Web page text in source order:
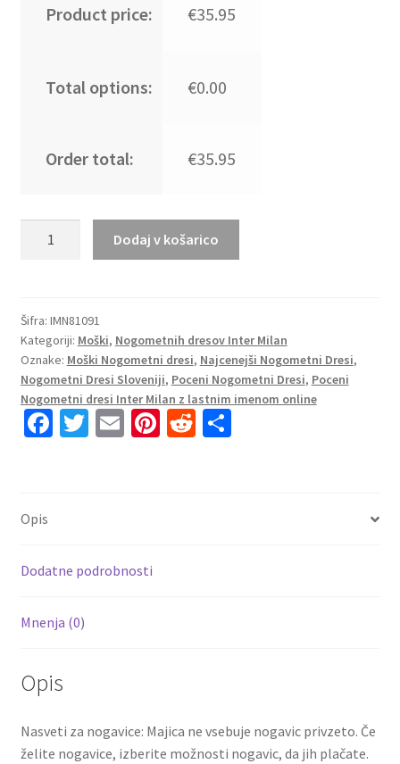
Product price: €35.95
Total options: €0.00
Order total: €35.95
Milan
Gostujoči
2023
Kratek
Rokav
20
Dodaj v košarico
Šifra: IMN81091
Kategoriji: Moški, Nogometnih dresov Inter Milan
Oznake: Moški Nogometni dresi, Najcenejši Nogometni Dresi,
Nogometni Dresi Sloveniji, Poceni Nogometni Dresi, Poceni
Nogometni dresi Inter Milan z lastnim imenom online
Fa
k
T E Pi R S
Opis
Dodatne podrobnosti
Mnenja (0)
Opis
Nasveti za nogavice: Majica ne vsebuje nogavic privzeto. Če
želite nogavice, izberite možnosti nogavic, da jih plačate.